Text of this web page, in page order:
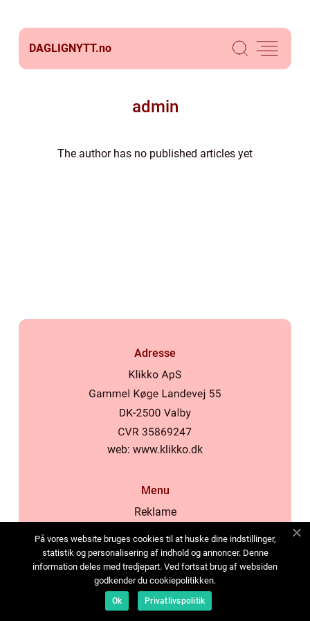
DAGLIGNYTT.no
admin
The author has no published articles yet
Adresse
web: www.klikko.dk
Menu
Reklame
Cookies
Kontakt Oss
Sitemap
På vores website bruges cookies til at huske dine indstillinger,
statistik og personalisering af indhold og annoncer. Denne
information deles med tredjepart. Ved fortsat brug af websiden
godkender du cookiepolitikken.
Ok Privatlivspolitik